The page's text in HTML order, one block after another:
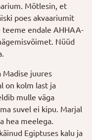
Mõtlesin, et
poes akvaariumit
teeme endale AHHAA-
Nüüd
Madise juures
on kolm last ja
mulle väga
suvel ei kipu. Marjal
hea meelega.
Egiptuses kalu ja